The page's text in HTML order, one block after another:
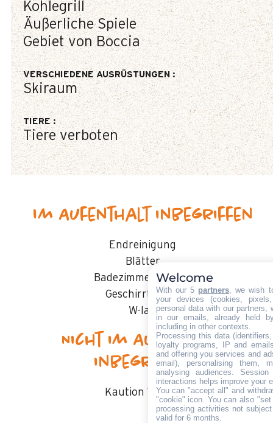
Kohlegrill
Äußerliche Spiele
Gebiet von Boccia
VERSCHIEDENE AUSRÜSTUNGEN:
Skiraum
TIERE :
Tiere verboten
Im Aufenthalt inbegriffen
Endreinigung
Blätter
Badezimmerwäsche
Geschirrtücher
W-lan
Nicht im Aufenthalt
inbegriffen
Kaution 1000 €
Welcome
With our 5 partners , we wish
your devices (cookies,
personal data with our partners,
in our emails, already held
including in other contexts.
Processing this data
loyalty programs, IP and
and offering you services and
email), personalising them,
analysing audiences.
interactions helps improve your
You can "accept all" and
"cookie" icon . You can also
processing activities not
valid for 6 months.